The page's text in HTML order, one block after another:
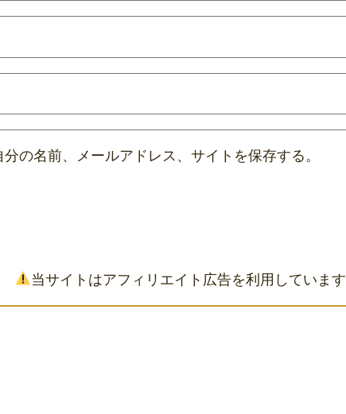
の名前、メールアドレス、サイトを保存する。
当サイトはアフィリエイト広告を利用しています